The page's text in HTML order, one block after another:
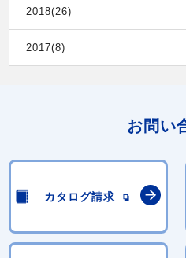
2018(26)
2017(8)
お問い
カタログ請求